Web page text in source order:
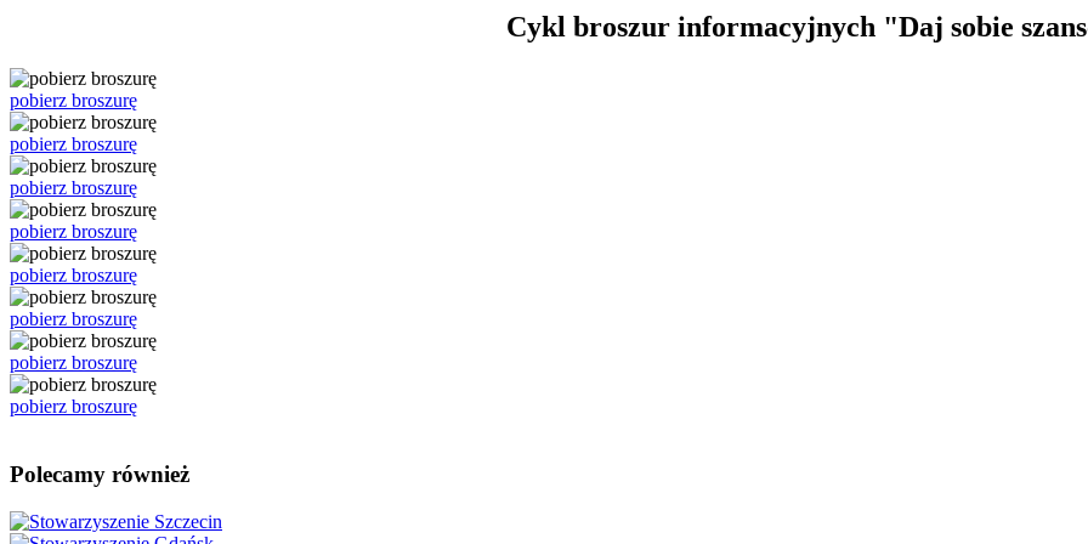
Cykl broszur informacyjnych "Daj sobie
pobierz broszurę
pobierz broszurę
pobierz broszurę
pobierz broszurę
pobierz broszurę
pobierz broszurę
pobierz broszurę
pobierz broszurę
Polecamy również